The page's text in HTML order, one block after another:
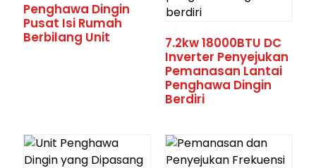
Penghawa Dingin
Pusat Isi Rumah
Berbilang Unit
7.2kw 18000BTU DC
Inverter Penyejukan
Pemanasan Lantai
Penghawa Dingin
Berdiri